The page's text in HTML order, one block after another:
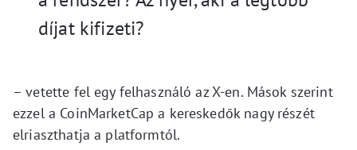
díjat kifizeti?
– vetette fel egy felhasználó az X-en. Mások szerint
ezzel a CoinMarketCap a kereskedők nagy részét
elriaszthatja a platformtól.